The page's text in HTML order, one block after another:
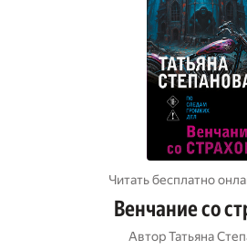
Читать бесплатно
Венчание со
Автор Татьяна